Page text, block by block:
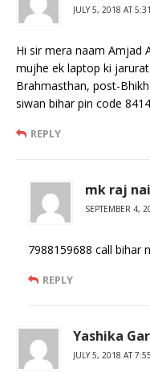
JULY 5, 2018 AT
Hi sir mera naam Amjad
mujhe ek laptop ki
Brahmasthan, post-
siwan bihar pin code
REPLY
mk raj nai
SEPTEMBER 4,
7988159688 call bihar
REPLY
Yashika
JULY 5, 2018 AT